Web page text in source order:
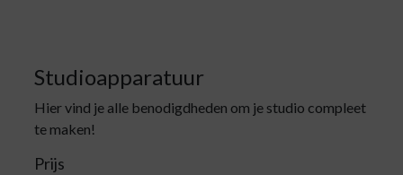
Studioapparatuur
Hier vind je alle benodigdheden om je studio compleet
te maken!
Prijs